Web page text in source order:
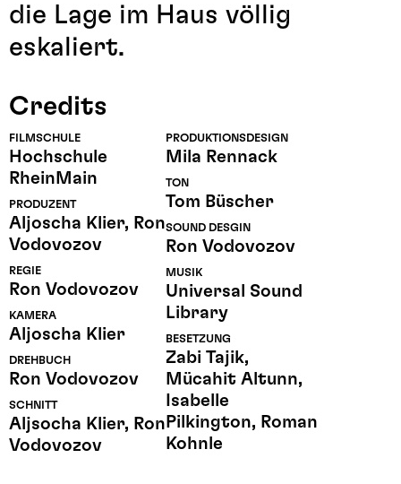
die Lage im Haus völlig
eskaliert.
Credits
FILMSCHULE
Hochschule
RheinMain
PRODUZENT
Aljoscha Klier, Ron
Vodovozov
REGIE
Ron Vodovozov
KAMERA
Aljoscha Klier
DREHBUCH
Ron Vodovozov
SCHNITT
Aljsocha Klier, Ron
Vodovozov
PRODUKTIONSDESIGN
Mila Rennack
TON
Tom Büscher
SOUND DESGIN
Ron Vodovozov
MUSIK
Universal Sound
Library
BESETZUNG
Zabi Tajik,
Mücahit Altunn,
Isabelle
Pilkington, Roman
Kohnle